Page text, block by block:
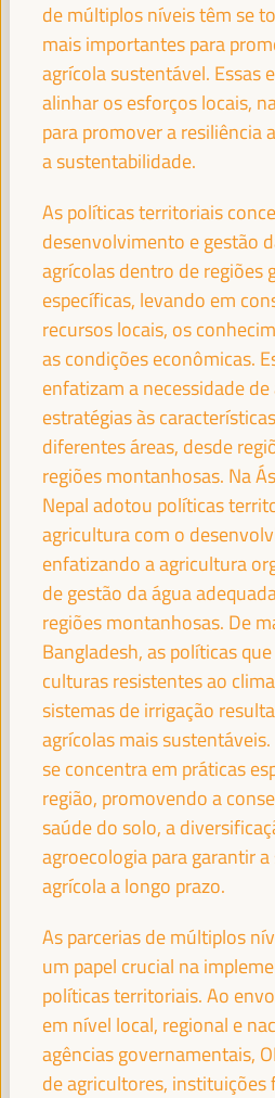
FRANCISCO REYES
Presidente - Fundo Andaluz de
Solidariedade Internacional
FRANCISCO JAVIER
Presidente - Conselho Provincial
JOSÉ LUIS SANZ
Alcalde - Cidade de Sevilha
EVA GRANADOS
Secretário de Estado da
Ministério dos Negócios
Governo espanhol España
HAOLIANG XU
Subsecretário-Geral,
Programa das Nações Unidas
(PNUD)
JAN VAN ZANEN
Presidente da CGLU e Prefeito de
Governos Locais Unidos (CGLU)
TERESA RIBERA (VIDEO
Vice-presidente executivo para
justa e competitiva - Comissão
de múltiplos níveis têm se
mais importantes para
agrícola sustentável. Essas
alinhar os esforços locais,
para promover a resiliência
a sustentabilidade.
As políticas territoriais
desenvolvimento e gestão
agrícolas dentro de regiões
específicas, levando em
recursos locais, os
as condições econômicas.
enfatizam a necessidade
estratégias às
diferentes áreas, desde
regiões montanhosas. Na
Nepal adotou políticas
agricultura com o
enfatizando a agricultura
de gestão da água
regiões montanhosas. De
Bangladesh, as políticas
culturas resistentes ao
sistemas de irrigação
agrícolas mais
se concentra em práticas
região, promovendo a
saúde do solo, a
agroecologia para garantir
agrícola a longo prazo.
As parcerias de múltiplos
um papel crucial na
políticas territoriais. Ao
em nível local, regional e
agências governamentais,
de agricultores, instituições